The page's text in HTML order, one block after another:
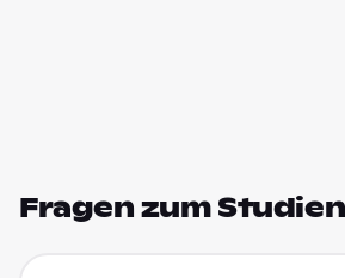
Fragen zum